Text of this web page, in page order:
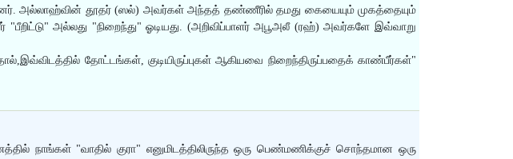
அல்லாஹ்வின் தூதர் (ஸல்) அவர்கள் அந்தத் தண்ணீரில் தமது கையையும் முகத்தையும்
அல்லது "நிறைந்து" ஓடியது. (அறிவிப்பாளர் அபூஅலீ (ரஹ்) அவர்களே இவ்வாறு
தோட்டங்கள், குடியிருப்புகள் ஆகியவை நிறைந்திருப்பதைக் காண்பீர்கள்"
நாங்கள் "வாதில் குரா" எனுமிடத்திலிருந்த ஒரு பெண்மணிக்குச் சொந்தமான ஒரு